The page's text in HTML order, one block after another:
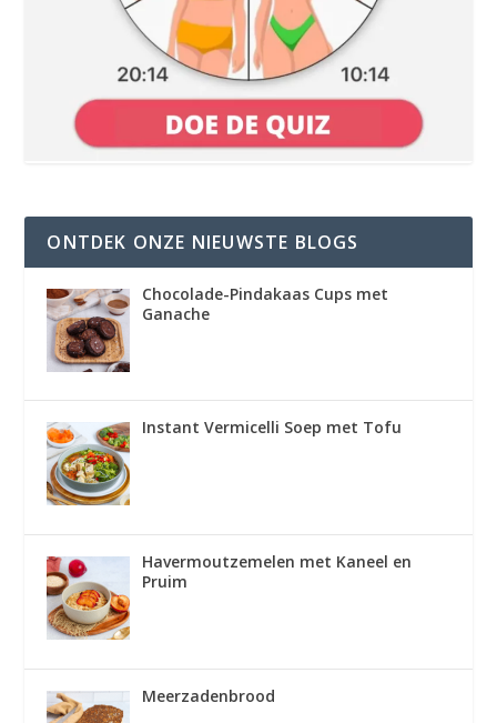
ONTDEK ONZE NIEUWSTE BLOGS
Chocolade-Pindakaas Cups met
Ganache
Instant Vermicelli Soep met Tofu
Havermoutzemelen met Kaneel en
Pruim
Meerzadenbrood